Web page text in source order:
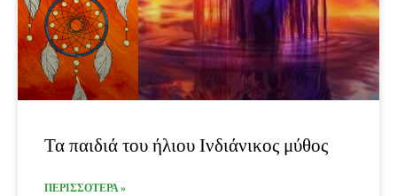
Τα παιδιά του ήλιου Ινδιάνικος μύθος
ΠΕΡΙΣΣΟΤΕΡΑ »